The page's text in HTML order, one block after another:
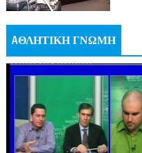
AΘΛΗΤΙΚΗ ΓΝΩΜΗ